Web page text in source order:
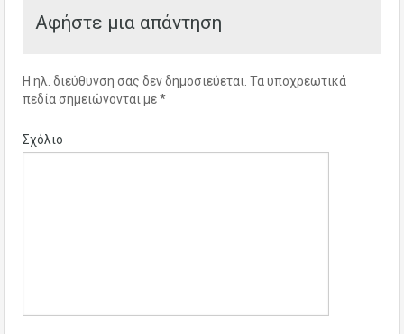
Αφήστε μια απάντηση
Η ηλ. διεύθυνση σας δεν δημοσιεύεται. Τα υποχρεωτικά
πεδία σημειώνονται με*
Σχόλιο